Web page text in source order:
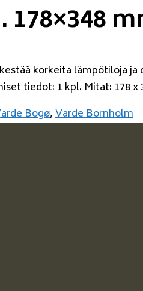
korkeita lämpötiloja
tiedot: 1 kpl. Mitat: 178 x
Bogø,Varde Bornholm